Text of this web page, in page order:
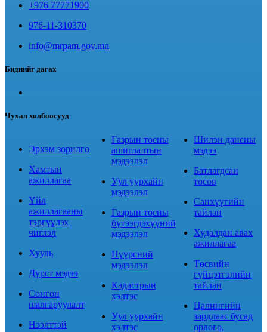
+976 77771900
976-11-310370
info@mrpam.gov.mn
Биднийг дагах
Чухал холбоосууд
Эрхэм зорилго
Хамтын
ажиллагаа
Үйл
ажиллагааны
тэргүүлэх
чиглэл
Хууль
Дүрст мэдээ
Сонгон
шалгаруулалт
Нээлттэй
Газрын тосны
ашиглалтын
мэдээлэл
Уул уурхайн
мэдээлэл
Газрын тосны
бүтээгдэхүүний
мэдээлэл
Нүүрсний
мэдээлэл
Кадастрын
хэлтэс
Уул уурхайн
хэлтэс
Шилэн дансны
мэдээ
Батлагдсан
төсөв
Санхүүгийн
тайлан
Худалдан авах
ажиллагаа
Төсвийн
гүйцэтгэлийн
тайлан
Цалингийн
зардлаас бусад
орлого,